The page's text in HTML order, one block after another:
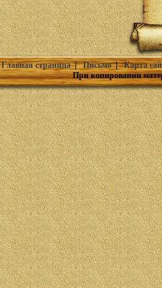
Главная страница|Письмо|Карта
При копировании